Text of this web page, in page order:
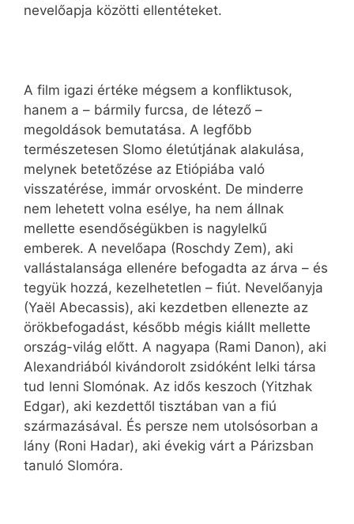
nevelőapja közötti ellentéteket.
A film igazi értéke mégsem a konfliktusok,
hanem a – bármily furcsa, de létező –
megoldások bemutatása. A legfőbb
természetesen Slomo életútjának alakulása,
melynek betetőzése az Etiópiába való
visszatérése, immár orvosként. De minderre
nem lehetett volna esélye, ha nem állnak
mellette esendőségükben is nagylelkű
emberek. A nevelőapa (Roschdy Zem), aki
vallástalansága ellenére befogadta az árva – és
tegyük hozzá, kezelhetetlen – fiút. Nevelőanyja
(Yaël Abecassis), aki kezdetben ellenezte az
örökbefogadást, később mégis kiállt mellette
ország-világ előtt. A nagyapa (Rami Danon), aki
Alexandriából kivándorolt zsidóként lelki társa
tud lenni Slomónak. Az idős keszoch (Yitzhak
Edgar), aki kezdettől tisztában van a fiú
származásával. És persze nem utolsósorban a
lány (Roni Hadar), aki évekig várt a Párizsban
tanuló Slomóra.